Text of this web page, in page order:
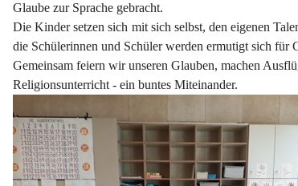
Glaube zur Sprache gebracht.
Die Kinder setzen sich mit sich selbst, den eigenen
die Schülerinnen und Schüler werden ermutigt sich für
Gemeinsam feiern wir unseren Glauben, machen
Religionsunterricht - ein buntes Miteinander.